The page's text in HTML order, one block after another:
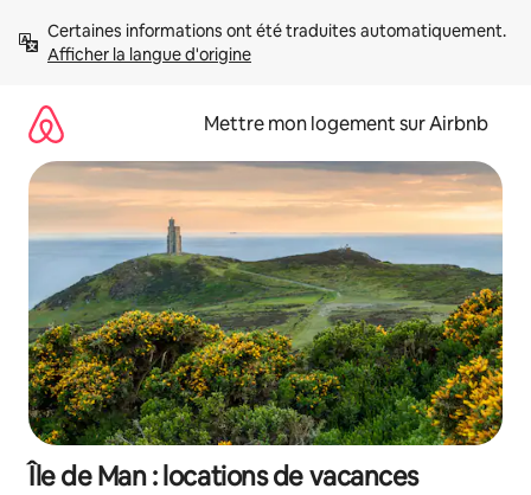
directement
Afficher la langue d'origine
Mettre mon logement sur Airbnb
Île de Man : locations de vacances